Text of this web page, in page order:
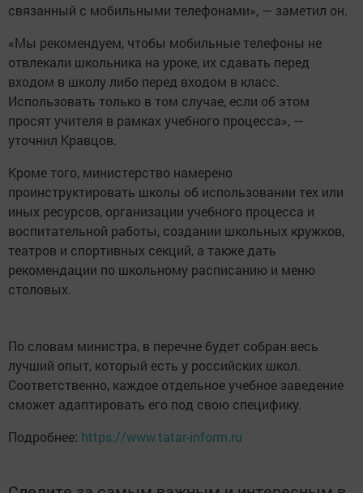
связанный с мобильными телефонами», — заметил он.
«Мы рекомендуем, чтобы мобильные телефоны не
отвлекали школьника на уроке, их сдавать перед
входом в школу либо перед входом в класс.
Использовать только в том случае, если об этом
просят учителя в рамках учебного процесса», —
уточнил Кравцов.
Кроме того, министерство намерено
проинструктировать школы об использовании тех или
иных ресурсов, организации учебного процесса и
воспитательной работы, создании школьных кружков,
театров и спортивных секций, а также дать
рекомендации по школьному расписанию и меню
столовых.
По словам министра, в перечне будет собран весь
лучший опыт, который есть у российских школ.
Соответственно, каждое отдельное учебное заведение
сможет адаптировать его под свою специфику.
Подробнее: https://www.tatar-inform.ru